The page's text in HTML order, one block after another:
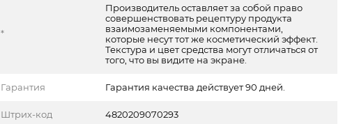
*
Производитель оставляет за собой право
совершенствовать рецептуру продукта
взаимозаменяемыми компонентами,
которые несут тот же косметический эффект.
Текстура и цвет средства могут отличаться от
того, что вы видите на экране.
Гарантия Гарантия качества действует 90 дней.
Штрих-код 4820209070293